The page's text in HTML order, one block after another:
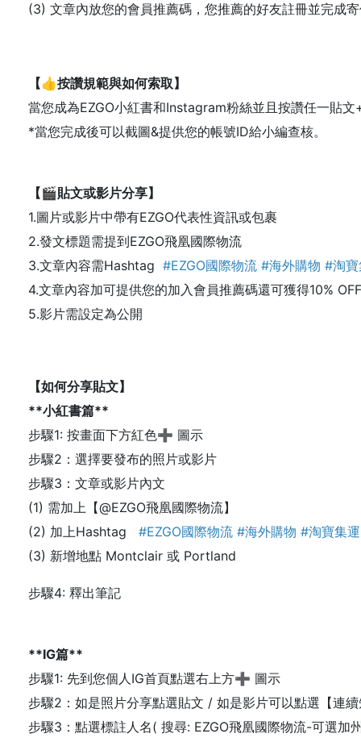
(3) 文章內放您的會員推薦碼，您推薦的好友註冊並完成
【👍按讚規範與如何索取】
當您成為EZGO小紅書和Instagram粉絲並且按讚任一貼文
*當您完成後可以截圖&提供您的帳號ID給小編查核。
【🎬貼文或影片分享】
1.圖片或影片中帶有EZGO代表性資訊或包裹
2.發文標題需提到EZGO飛凰國際物流
3.文章內容需Hashtag #EZGO國際物流 #海外購物 #淘
4.文章內容加可提供您的加入會員推薦碼還可獲得10%
5.影片需設定為公開
【如何分享貼文】
**小紅書篇**
步驟1: 按畫面下方紅色➕ 圖示
步驟2：選擇要發布的照片或影片
步驟3：文章或影片內文
(1) 需加上【@EZGO飛凰國際物流】
(2) 加上Hashtag
#EZGO國際物流 #海外購物 #淘寶集
(3) 新增地點 Montclair 或 Portland
步驟4: 釋出筆記
**IG篇**
步驟1: 先到您個人IG首頁點選右上方➕ 圖示
步驟2：如是照片分享點選貼文 / 如是影片可以點選【連續
步驟3：點選標註人名( 搜尋: EZGO飛凰國際物流-可選加